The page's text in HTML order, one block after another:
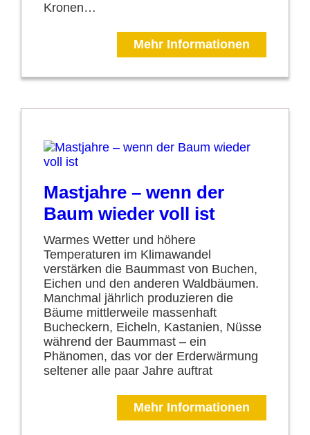
Kronen…
Mehr Informationen
Mastjahre – wenn der
Baum wieder voll ist
Warmes Wetter und höhere
Temperaturen im Klimawandel
verstärken die Baummast von Buchen,
Eichen und den anderen Waldbäumen.
Manchmal jährlich produzieren die
Bäume mittlerweile massenhaft
Bucheckern, Eicheln, Kastanien, Nüsse
während der Baummast – ein
Phänomen, das vor der Erderwärmung
seltener alle paar Jahre auftrat
Mehr Informationen